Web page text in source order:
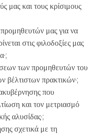
μας και τους κρίσιμους
μας για να
στις φιλοδοξίες μας
των προμηθευτών του
βέλτιστων πρακτικών·;
που
και τον μετριασμό
αλυσίδας·;
σχετικά με τη